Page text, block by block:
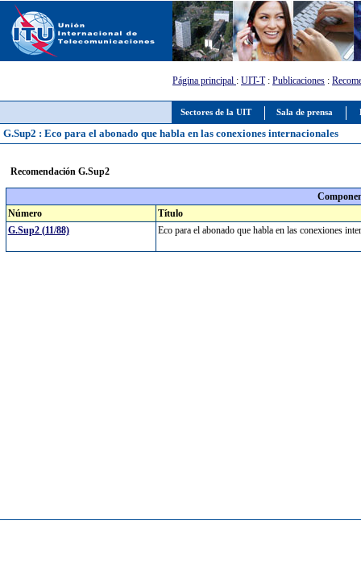
Sectores de la UIT Sala de prensa
Página principal : UIT-T: Publicaciones :
G.Sup2 : Eco para el abonado que habla en las conexiones internacionales
Recomendación G.Sup2
Número
Título
G.Sup2 (11/88)
Eco para el abonado que habla en las conexiones